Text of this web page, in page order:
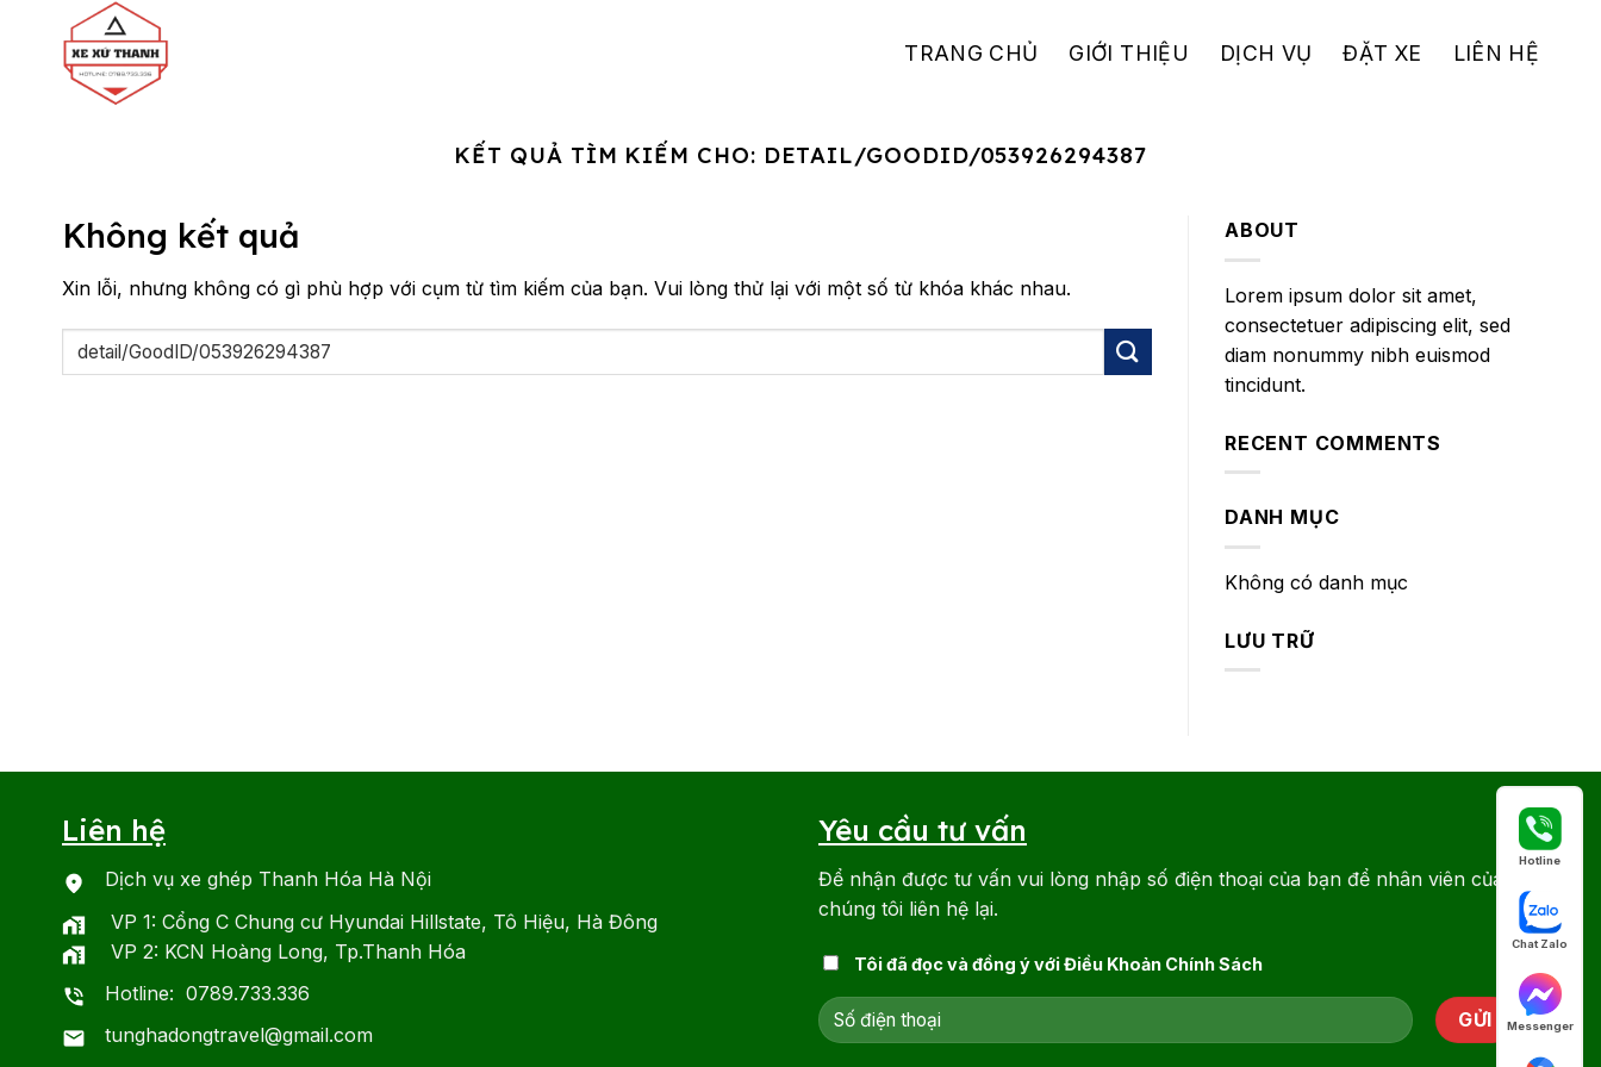
TRANG CHỦ GIỚI THIỆU DỊCH VỤ ĐẶT XE LIÊN HỆ
KẾT QUẢ TÌM KIẾM CHO: DETAIL/GOODID/053926294387
Không kết quả
Xin lỗi, nhưng không có gì phù hợp với cụm từ tìm kiếm của bạn. Vui lòng thử lại với một số từ khóa khác nhau.
ABOUT
Lorem ipsum dolor sit amet,
consectetuer adipiscing elit, sed
diam nonummy nibh euismod
tincidunt.
RECENT COMMENTS
DANH MỤC
Không có danh mục
LƯU TRỮ
Liên hệ
Dịch vụ xe ghép Thanh Hóa Hà Nội
VP 1: Cổng C Chung cư Hyundai Hillstate, Tô Hiệu, Hà Đông
VP 2: KCN Hoàng Long, Tp.Thanh Hóa
Hotline: 0789.733.336
tunghadongtravel@gmail.com
Yêu cầu tư vấn
Để nhận được tư vấn vui lòng nhập số điện thoại của bạn để nhân viên của
chúng tôi liên hệ lại.
Tôi đã đọc và đồng ý với Điều Khoản Chính Sách
Hotline
Chat Zalo
Messenger